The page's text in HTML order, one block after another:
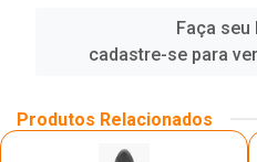
Faça seu
cadastre-se para
Produtos Relacionados